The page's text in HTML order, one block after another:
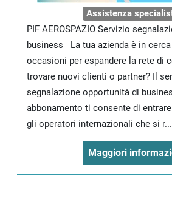
Assistenza
PIF AEROSPAZIO Servizio
business La tua azienda è in
occasioni per espandere la rete di
trovare nuovi clienti o partner? Il
segnalazione opportunità di
abbonamento ti consente di
gli operatori internazionali che si r...
Maggiori